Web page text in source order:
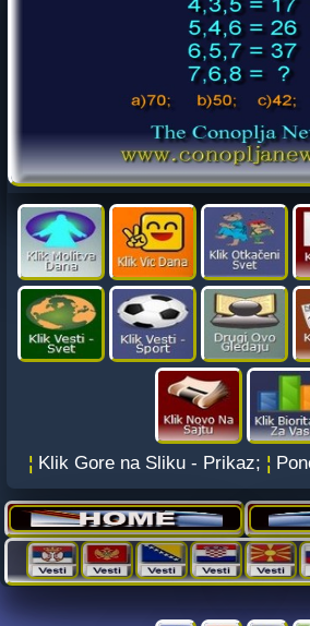
¦ Klik Gore na Sliku - Prikaz; ¦